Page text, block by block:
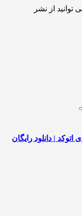
از نشر
| دانلود رایگان